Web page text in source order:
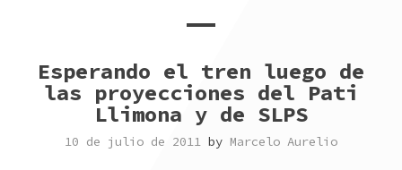
Esperando el tren luego de
las proyecciones del Pati
Llimona y de SLPS
10 de julio de 2011 by Marcelo Aurelio